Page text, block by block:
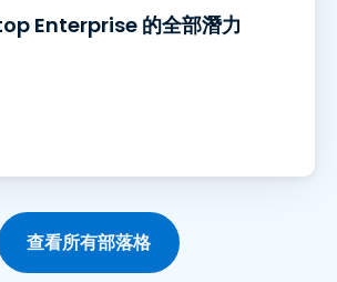
Enterprise 的全部潛力
查看所有部落格